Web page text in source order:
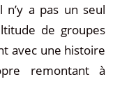
n’y a pas un seul
de groupes
avec une histoire
remontant à